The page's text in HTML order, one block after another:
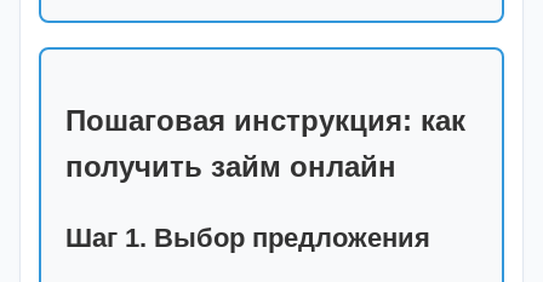
Пошаговая инструкция: как
получить займ онлайн
Шаг 1. Выбор предложения